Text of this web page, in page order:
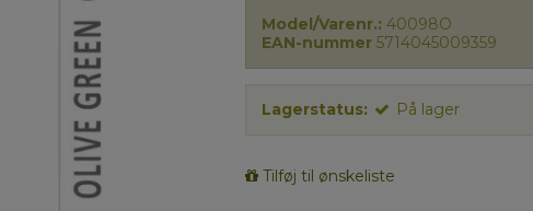
Model/Varenr.: 40098O
EAN-nummer 5714045009359
Lagerstatus: På lager
Tilføj til ønskeliste